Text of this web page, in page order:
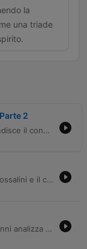
la
una triade
2
In questa intervista, Federico Faggin approfondisce il concetto di responsabilità individuale e critica lo scientismo, una visione che riduce la realtà a pura meccanica o matematica. L'autore esplora i limiti dell'intelligenza artificiale, sottolineando come la coscienza sia un campo fondamentale che precede la materia. Il dialogo prosegue analizzando l'integrazione necessaria tra scienza e spiritualità, proponendo una visione olistica in cui ragione e intuizione convergono. Faggin sostiene che la realtà sia un'unità composta da materia, mente e spirito, superando la separazione tra l'aspetto razionale e quello esperienziale.
In questo episodio, lo storico dell'arte Paolo Bossalini e il conduttore analizzano la natura della tortura, distinguendo tra l'immaginario gotico-letterario e la realtà storica. La discussione esplora come molti strumenti famosi siano in realtà invenzioni romantiche successive, mentre la vera violenza storica era più rudimentale. Il percorso prosegue analizzando l'evoluzione verso forme moderne di tortura psicologica, come la privazione del sonno, e il ruolo dell'iconografia religiosa nel rappresentare il martirio. Infine, viene tracciato un parallelismo tra la gogna storica e la moderna 'gogna mediatica' dei social network.
In questa intervista, il giornalista Simone Pieranni analizza l'evoluzione del rapporto tra Cina e Stati Uniti, passando dalla fascinazione per il modello americano degli anni '80 alla moderna competizione tecnologica. Viene esplorato come la cultura di massa e l'innovazione digitale abbiano trasformato la percezione cinese, portando oggi il Paese a un ruolo di leadership nell'intelligenza artificiale e nella robotica. L'analisi prosegue approfondendo l'avanzamento tecnologico cinese, con particolare attenzione all'integrazione dell'IA nell'educazione e al rapporto tra progresso tecnico e controllo sociale. Infine, viene esaminata la visione sinocentrica della Cina nel contesto geopolitico globale, analizzando le sfide di una possibile mediazione nei conflitti mondiali e il rischio di una futura divergenza tecnologica tra i due blocchi superpotenze.